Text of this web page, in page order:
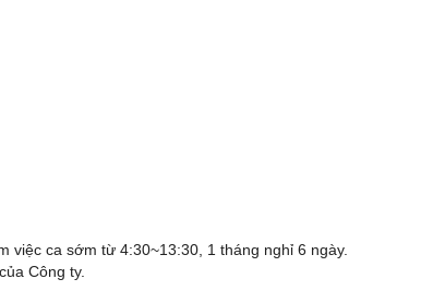
việc ca sớm từ 4:30~13:30, 1 tháng nghỉ 6 ngày.
Công ty.